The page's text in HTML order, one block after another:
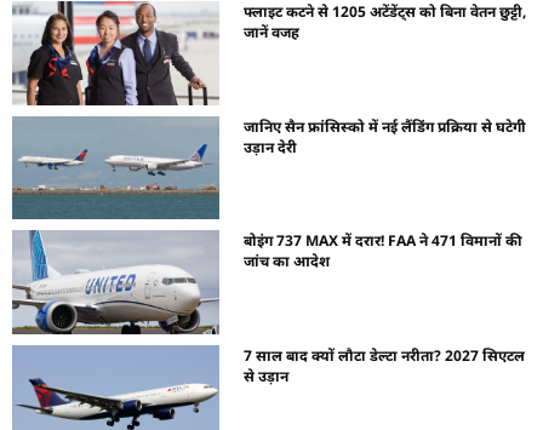
फ्लाइट कटने से 1205 अटेंडेंट्स को बिना वेतन छुट्टी,
जानें वजह
जानिए सैन फ्रांसिस्को में नई लैंडिंग प्रक्रिया से घटेगी
उड़ान देरी
बोइंग 737 MAX में दरार! FAA ने 471 विमानों की
जांच का आदेश
7 साल बाद क्यों लौटा डेल्टा नरीता? 2027 सिएटल
से उड़ान